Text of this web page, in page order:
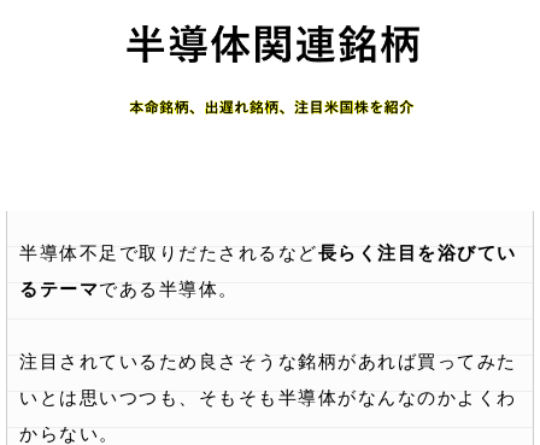
半導体不足で取りだたされるなど長らく注目を浴びてい
るテーマである半導体。
注目されているため良さそうな銘柄があれば買ってみた
いとは思いつつも、そもそも半導体がなんなのかよくわ
からない。